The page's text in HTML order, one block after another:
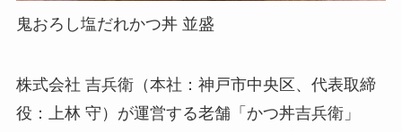
鬼おろし塩だれかつ丼 並盛
株式会社 吉兵衛（本社：神戸市中央区、代表取締
役：上林 守）が運営する老舗「かつ丼吉兵衛」